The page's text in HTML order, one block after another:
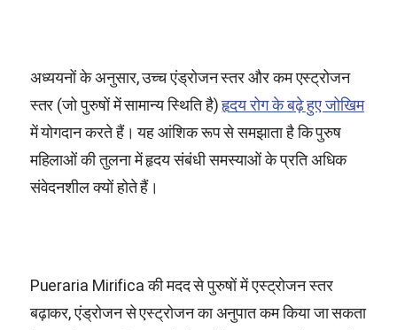
अध्ययनों के अनुसार, उच्च एंड्रोजन स्तर और कम एस्ट्रोजन
स्तर (जो पुरुषों में सामान्य स्थिति है)हृदय रोग के बढ़े हुए जोखिम
में योगदान करते हैं। यह आंशिक रूप से समझाता है कि पुरुष
महिलाओं की तुलना में हृदय संबंधी समस्याओं के प्रति अधिक
संवेदनशील क्यों होते हैं।
Pueraria Mirificaकी मदद से पुरुषों में एस्ट्रोजन स्तर
बढ़ाकर, एंड्रोजन से एस्ट्रोजन का अनुपात कम किया जा सकता